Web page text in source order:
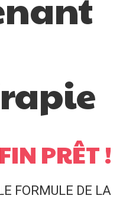
PRÊT !
FORMULE DE LA